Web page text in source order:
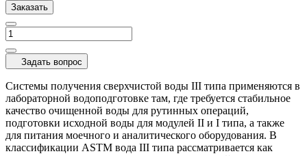
Заказать
Задать вопрос
Системы получения сверхчистой воды III типа применяются в
лабораторной водоподготовке там, где требуется стабильное
качество очищенной воды для рутинных операций,
подготовки исходной воды для модулей II и I типа, а также
для питания моечного и аналитического оборудования. В
классификации ASTM вода III типа рассматривается как